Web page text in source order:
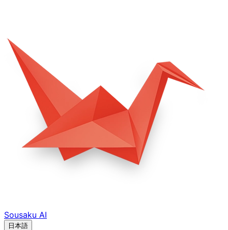
Sousaku AI
日本語